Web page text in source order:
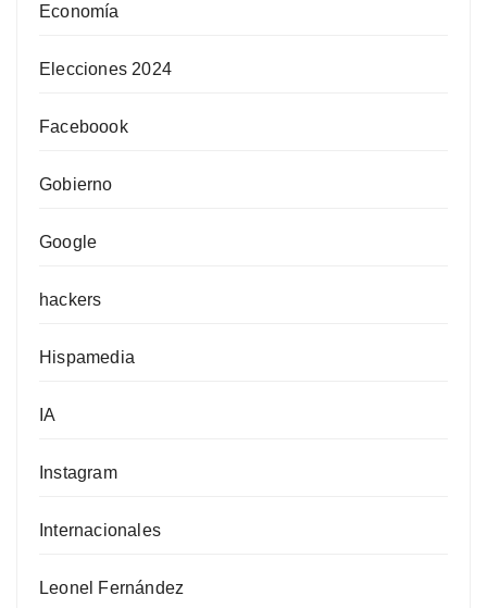
Economía
Elecciones 2024
Faceboook
Gobierno
Google
hackers
Hispamedia
IA
Instagram
Internacionales
Leonel Fernández